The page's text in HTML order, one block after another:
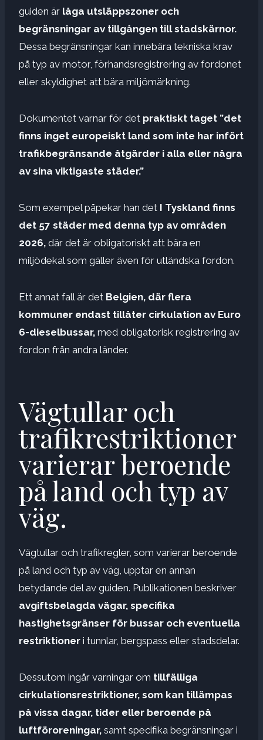
guiden är låga utsläppszoner och
begränsningar av tillgången till stadskärnor.
Dessa begränsningar kan innebära tekniska krav
på typ av motor, förhandsregistrering av fordonet
eller skyldighet att bära miljömärkning.
Dokumentet varnar för det praktiskt taget ”det
finns inget europeiskt land som inte har infört
trafikbegränsande åtgärder i alla eller några
av sina viktigaste städer.”
Som exempel påpekar han det I Tyskland finns
det 57 städer med denna typ av områden
2026, där det är obligatoriskt att bära en
miljödekal som gäller även för utländska fordon.
Ett annat fall är det Belgien, där flera
kommuner endast tillåter cirkulation av Euro
6-dieselbussar, med obligatorisk registrering av
fordon från andra länder.
Vägtullar och
trafikrestriktioner
varierar beroende
på land och typ av
väg.
Vägtullar och trafikregler, som varierar beroende
på land och typ av väg, upptar en annan
betydande del av guiden. Publikationen beskriver
avgiftsbelagda vägar, specifika
hastighetsgränser för bussar och eventuella
restriktioner i tunnlar, bergspass eller stadsdelar.
Dessutom ingår varningar om tillfälliga
cirkulationsrestriktioner, som kan tillämpas
på vissa dagar, tider eller beroende på
luftföroreningar, samt specifika begränsningar i